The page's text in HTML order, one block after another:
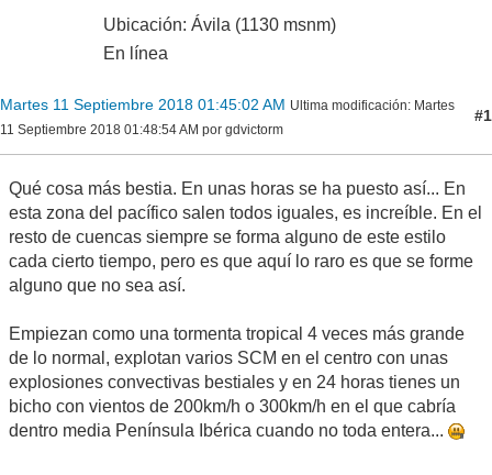
Ubicación: Ávila (1130 msnm)
En línea
Martes 11 Septiembre 2018 01:45:02 AM Ultima modificación: Martes
11 Septiembre 2018 01:48:54 AM por gdvictorm
#1
Qué cosa más bestia. En unas horas se ha puesto así... En
esta zona del pacífico salen todos iguales, es increíble. En el
resto de cuencas siempre se forma alguno de este estilo
cada cierto tiempo, pero es que aquí lo raro es que se forme
alguno que no sea así.
Empiezan como una tormenta tropical 4 veces más grande
de lo normal, explotan varios SCM en el centro con unas
explosiones convectivas bestiales y en 24 horas tienes un
bicho con vientos de 200km/h o 300km/h en el que cabría
dentro media Península Ibérica cuando no toda entera...